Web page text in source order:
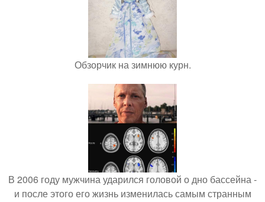
Обзорчик на зимнюю курн.
В 2006 году мужчина ударился головой о дно бассейна -
и после этого его жизнь изменилась самым странным